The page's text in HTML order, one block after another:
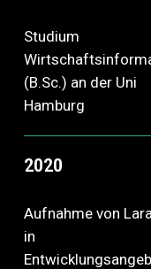
Studium
(B.Sc.) an der Uni
Hamburg
2020
Aufnahme von
in